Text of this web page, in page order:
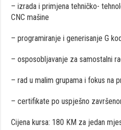
– izrada i primjena tehničko-
CNC mašine
– programiranje i generisanje G
– osposobljavanje za samostalni
– rad u malim grupama i fokus na
– certifikate po uspješno
Cijena kursa: 180 KM za jedan